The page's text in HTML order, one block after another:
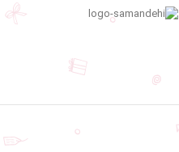
جنس تیغه دارای تیغه 4 پره استیل
ضد زنگ
نحوه عملکرد : دکمه فشاری
مجهز به پایه های ضد لغزش
ها، سبزیجات، گیاهان، یخ و مغزها
بدنه اصلی) در ماشین ظرفشویی